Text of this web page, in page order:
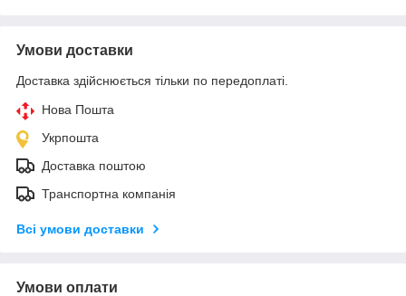
Умови доставки
Доставка здійснюється тільки по передоплаті.
Нова Пошта
Укрпошта
Доставка поштою
Транспортна компанія
Всі умови доставки
Умови оплати